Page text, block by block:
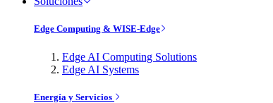
Edge Computing & WISE-Edge
Edge AI Computing Solutions
Edge AI Systems
Energía y Servicios